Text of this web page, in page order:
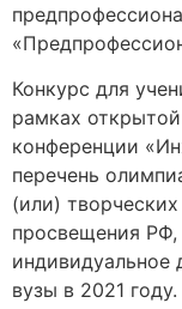
Конкурс для
рамках
конференции
перечень
(или)
просвещения РФ,
индивидуальное
вузы в 2021 году.